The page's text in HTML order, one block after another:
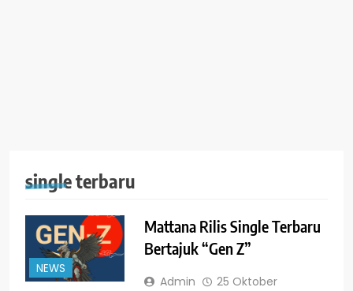
single terbaru
NEWS
Mattana Rilis Single Terbaru
Bertajuk “Gen Z”
Admin
25 Oktober